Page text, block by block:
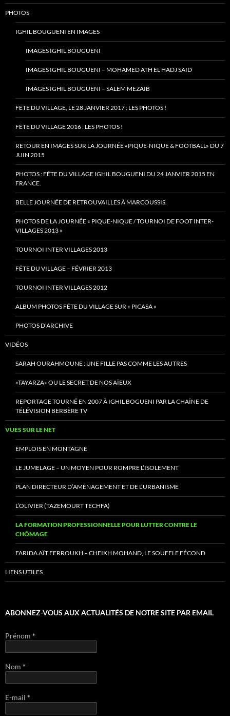
PHOTOS
IGHIL BOUGUENI EN IMAGES
IMAGES IGHIL BOUGUENI
IMAGES IGHIL BOUGUENI – MOHAMED ATH EL HADJ SAID
IMAGES IGHIL BOUGUENI – SALEM MEZAIB
FÊTE DU VILLAGE, LE 28 JANVIER 2017 : LES PHOTOS !
FÊTE DU VILLAGE 2016 : LES PHOTOS !
RETOUR EN IMAGES SUR LA JOURNÉE «PIQUE-NIQUE & FOOTBALL» DU 7
JUIN 2015
PHOTOS : FÊTE DU VILLAGE IGHIL BOUGUENI DU 24 JANVIER 2015 EN
FRANCE.
BELLE JOURNÉE DE RETROUVAILLES À MARCOUSSIS.
PHOTOS DE LA JOURNÉE « PIQUE-NIQUE / TOURNOI DE FOOT INTER-
VILLAGES 2013 »
TOURNOI INTER VILLAGES 2013
FÊTE DU VILLAGE – FÉVRIER 2013
TOURNOI INTER VILLAGES 2012
ALBUM PHOTOS FÊTE DU VILLAGE SUR « PICASA »
PHOTOS D’ARCHIVE
VIDÉOS
SARAH OURAHMOUNE : UNE FILLE PAS COMME LES AUTRES
«TAYARZA» OU LE SECRET DE NOS AÏEUX
REPORTAGE TOURNÉ EN 2007 À IGHIL BOGUENI PAR LA CHAÎNE DE
TÉLÉVISION BERBÈRE TV
VUES SUR LE NET
EMPLOIS EN MONTAGNE
LE JUMELAGE – UN MOYEN POUR ROMPRE L’ISOLEMENT
PLAN DIRECTEUR D’AMÉNAGEMENT ET DE L’URBANISME
L’OLIVIER (TAZEMOURT TECHFA)
LA FORMATION PROFESSIONNELLE POUR LUTTER CONTRE LE
CHÔMAGE
FARIDA AÏT FERROUKH – CHEIKH MOHAND, LE SOUFFLE FÉCOND
LIENS UTILES
ABONNEZ-VOUS AUX ACTUALITÉS DE NOTRE SITE PAR EMAIL
Prénom *
Nom *
E-mail *